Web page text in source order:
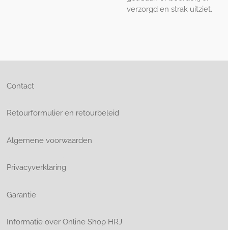
verzorgd en strak uitziet.
Contact
Retourformulier en retourbeleid
Algemene voorwaarden
Privacyverklaring
Garantie
Informatie over Online Shop HRJ